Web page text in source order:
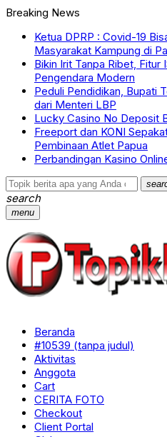
Breaking News
Ketua DPRP : Covid-19
Masyarakat Kampung di
Bikin Irit Tanpa Ribet, Fitur
Pengendara Modern
Peduli Pendidikan, Bupati
dari Menteri LBP
Lucky Casino No Deposit
Freeport dan KONI
Pembinaan Atlet Papua
Perbandingan Kasino
search
menu
Beranda
#10539 (tanpa judul)
Aktivitas
Anggota
Cart
CERITA FOTO
Checkout
Client Portal